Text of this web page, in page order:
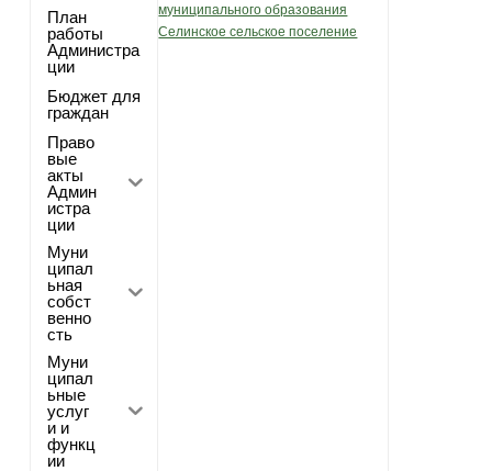
План
работы
Администра
ции
Бюджет для
граждан
Право
вые
акты
Админ
истра
ции
Муни
ципал
ьная
собст
венно
сть
Муни
ципал
ьные
услуг
и и
функц
ии
муниципального образования
Селинское сельское поселение